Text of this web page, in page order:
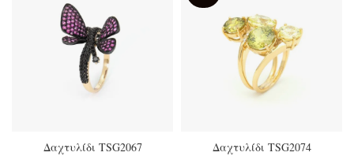
Δαχτυλίδι TSG2067 Δαχτυλίδι TSG2074